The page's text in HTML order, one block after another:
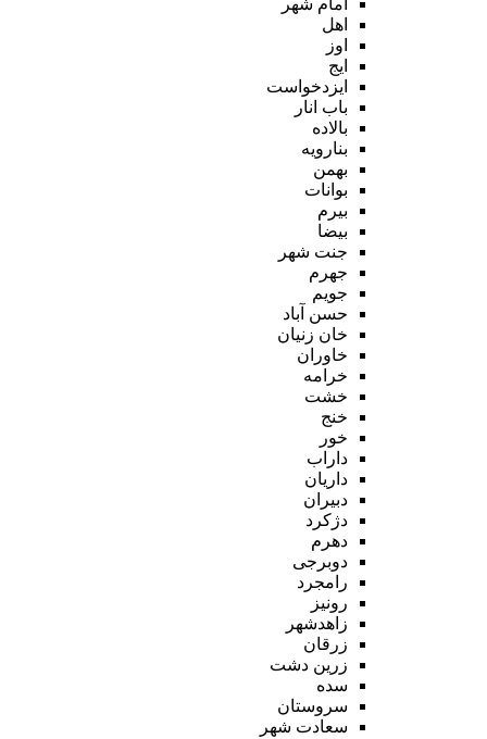
اهل
اوز
ایج
ایزدخواست
باب انار
بالاده
بنارویه
بهمن
بوانات
بیرم
بیضا
جنت شهر
جهرم
جویم
حسن آباد
خان زنیان
خاوران
خرامه
خشت
خنج
خور
داراب
داریان
دبیران
دژکرد
دهرم
دوبرجی
رامجرد
رونیز
زاهدشهر
زرقان
زرین دشت
سده
سروستان
سعادت شهر